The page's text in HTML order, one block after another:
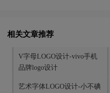
相关文章推荐
V字母LOGO设计-vivo手机
品牌logo设计
艺术字体LOGO设计-小不碘